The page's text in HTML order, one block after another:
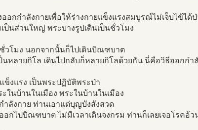
อกกำลังกายเพื่อให้ร่างกายแข็งแรงสมบูรณ์ไม่เจ็บไข้ได้
ป็นส่วนใหญ่ พระบางรูปเดินเป็นชั่วโมง
วโมง นอกจากนั้นก็ไปเดินบิณฑบาต
นหลายกิโล เดินไปกลับก็หลายกิโลด้วยกัน นี่คือวิธีออกกำ
งแรง เป็นพระปฏิบัติพระป่า
ในบ้านในเมือง พระในบ้านในเมือง
ลังกาย ท่านเอาแต่บุญบังสังสวด
อกไปบิณฑบาต ไม่มีเวลาเดินจงกรม ท่านก็เลยเจอโรคอ้